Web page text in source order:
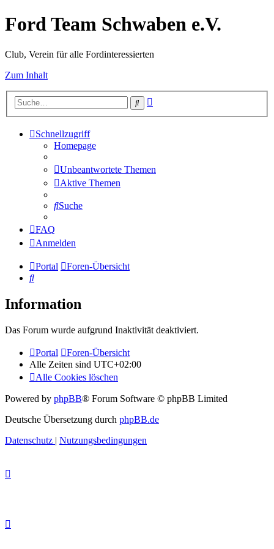
Ford Team Schwaben e.V.
Club, Verein für alle Fordinteressierten
Zum Inhalt
Suche
Schnellzugriff
Homepage
Unbeantwortete Themen
Aktive Themen
Suche
FAQ
Anmelden
Portal
Foren-Übersicht
Suche
Information
Das Forum wurde aufgrund Inaktivität deaktiviert.
Portal
Foren-Übersicht
Alle Zeiten sind UTC+02:00
Alle Cookies löschen
Powered by phpBB® Forum Software © phpBB Limited
Deutsche Übersetzung durch phpBB.de
Datenschutz | Nutzungsbedingungen